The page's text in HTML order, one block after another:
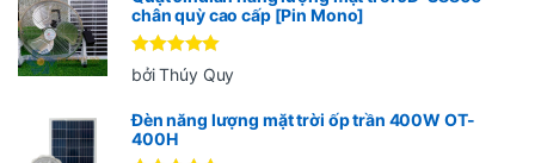
chân quỳ cao cấp [Pin Mono]
Được xếp
hạng 5 5
bởi Thúy Quy
Đèn năng lượng mặt trời ốp trần 400W OT-
400H